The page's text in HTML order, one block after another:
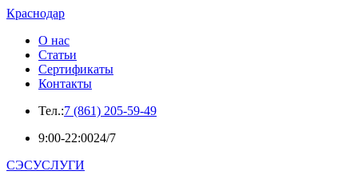
Краснодар
О нас
Статьи
Сертификаты
Контакты
Тел.:7 (861) 205-59-49
9:00-22:0024/7
СЭСУСЛУГИ